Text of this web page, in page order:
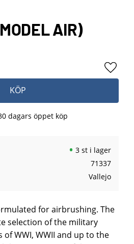
AIR)
KÖP
Lägg
dagars öppet köp
3 st i lager
71337
Vallejo
for airbrushing. The
selection of the military
WWI, WWII and up to the